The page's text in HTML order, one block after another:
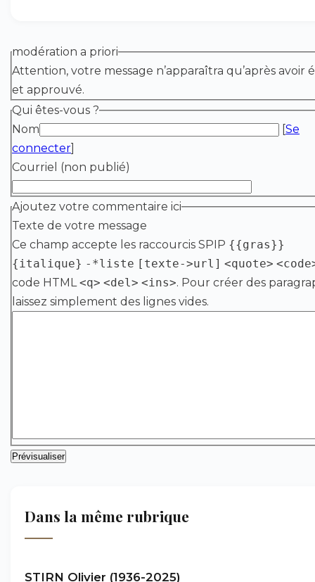
modération a priori
Attention, votre message n’apparaîtra qu’après avoir
et approuvé.
Qui êtes-vous ?
Nom
[Se
connecter]
Courriel (non publié)
Ajoutez votre commentaire ici
Texte de votre message
Ce champ accepte les raccourcis SPIP {{gras}}
{italique} -*liste [texte->url] <quote>
code HTML<q> <del> <ins>. Pour créer des
laissez simplement des lignes vides.
Dans la même rubrique
STIRN Olivier (1936-2025)